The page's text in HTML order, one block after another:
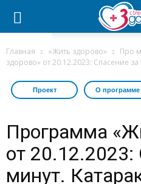
Главная «Жить здорово» Про
здорово» от 20.12.2023: Спасение за
Проект О программе
Программа
от 20.12.2023:
минут.